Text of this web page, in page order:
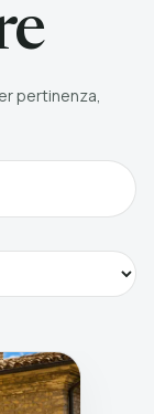
pertinenza,